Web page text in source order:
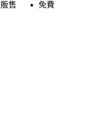
售 免費